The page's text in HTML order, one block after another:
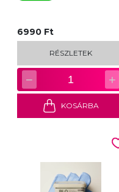
6990 Ft
RÉSZLETEK
− 1 +
KOSÁRBA